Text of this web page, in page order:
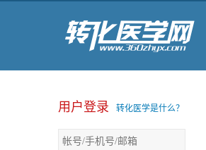
用户登录 转化医学是什么？